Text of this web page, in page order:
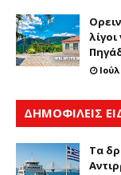
ΔΗΜΟΦΙΛΕΙΣ
Τα